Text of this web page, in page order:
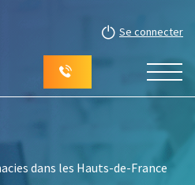
Se connecter
dans les Hauts-de-France